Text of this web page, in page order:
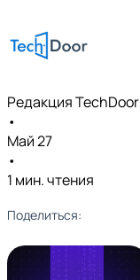
Редакция TechDoor
•
Май 27
•
1 мин. чтения
Поделиться: